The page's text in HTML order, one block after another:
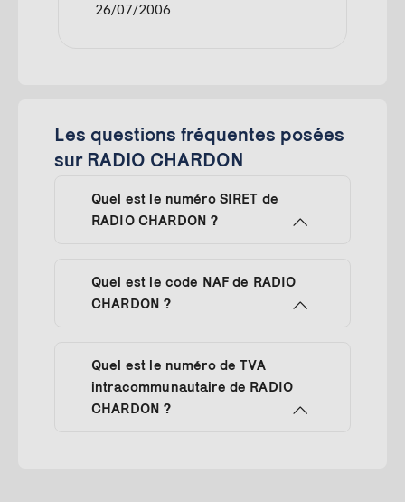
26/07/2006
Les questions fréquentes posées
sur RADIO CHARDON
Quel est le numéro SIRET de
RADIO CHARDON ?
Quel est le code NAF de RADIO
CHARDON ?
Quel est le numéro de TVA
intracommunautaire de RADIO
CHARDON ?